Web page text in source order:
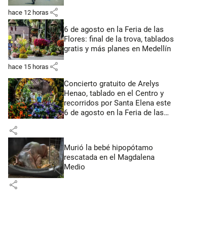
hace 12 horas share
6 de agosto en la Feria de las
Flores: final de la trova, tablados
gratis y más planes en Medellín
hace 15 horas share
Concierto gratuito de Arelys
Henao, tablado en el Centro y
recorridos por Santa Elena este
6 de agosto en la Feria de las
share
Murió la bebé hipopótamo
rescatada en el Magdalena
Medio
share